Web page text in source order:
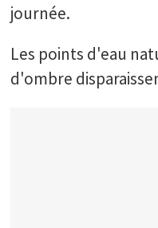
journée.
Les points d'eau
d'ombre